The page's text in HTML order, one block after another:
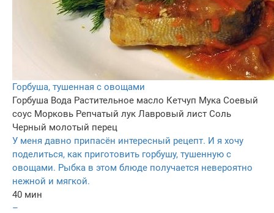
Горбуша, тушенная с овощами
Горбуша Вода Растительное масло Кетчуп Мука Соевый
соус Морковь Репчатый лук Лавровый лист Соль
Черный молотый перец
У меня давно припасён интересный рецепт. И я хочу
поделиться, как приготовить горбушу, тушенную с
овощами. Рыбка в этом блюде получается невероятно
нежной и мягкой.
40 мин
–